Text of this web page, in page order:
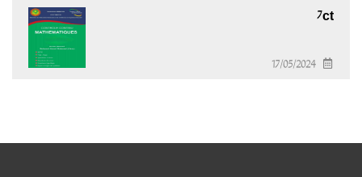
7ct
17/05/2024